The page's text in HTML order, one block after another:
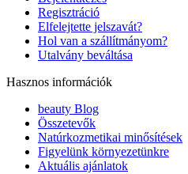
Regisztráció
Elfelejtette jelszavát?
Hol van a szállítmányom?
Utalvány beváltása
Hasznos információk
beauty Blog
Összetevők
Natúrkozmetikai minősítések
Figyelünk környezetünkre
Aktuális ajánlatok